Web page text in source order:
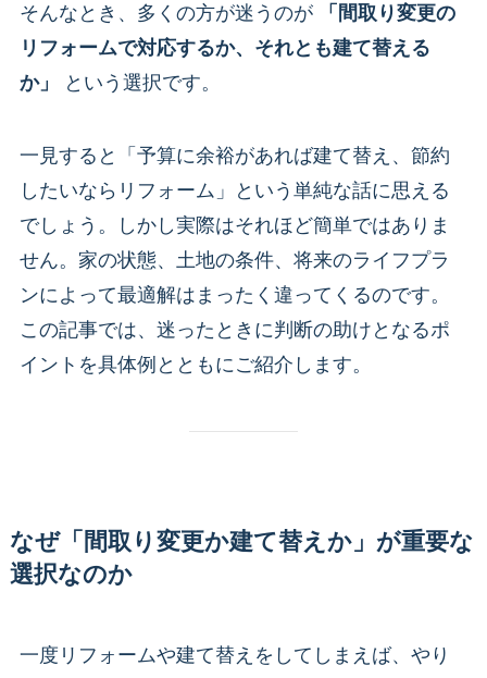
そんなとき、多くの方が迷うのが
「間取り変更の
リフォームで対応するか、それとも建て替える
か」
という選択です。
一見すると「予算に余裕があれば建て替え、節約
したいならリフォーム」という単純な話に思える
でしょう。しかし実際はそれほど簡単ではありま
せん。家の状態、土地の条件、将来のライフプラ
ンによって最適解はまったく違ってくるのです。
この記事では、迷ったときに判断の助けとなるポ
イントを具体例とともにご紹介します。
なぜ「間取り変更か建て替えか」が重要な
選択なのか
一度リフォームや建て替えをしてしまえば、やり